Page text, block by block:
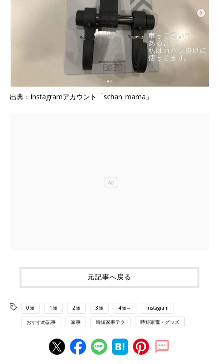
出典：Instagramアカウント「schan_mama」
元記事へ戻る
0歳 1歳 2歳 3歳 4歳～ Instagram
おすすめ記事 家事 時短家事テク 時短家電・グッズ